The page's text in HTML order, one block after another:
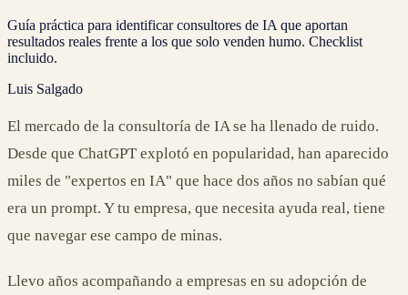
Guía práctica para identificar consultores de IA que aportan
resultados reales frente a los que solo venden humo. Checklist
incluido.
Luis Salgado
El mercado de la consultoría de IA se ha llenado de ruido.
Desde que ChatGPT explotó en popularidad, han aparecido
miles de "expertos en IA" que hace dos años no sabían qué
era un prompt. Y tu empresa, que necesita ayuda real, tiene
que navegar ese campo de minas.
Llevo años acompañando a empresas en su adopción de